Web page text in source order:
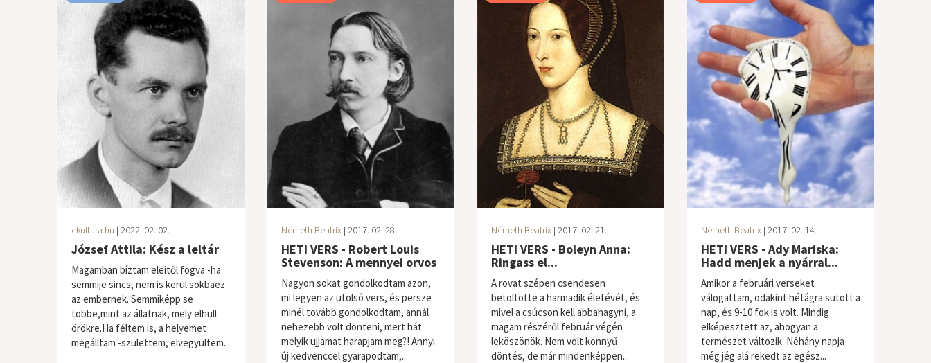
ekultura.hu | 2022. 02. 02.
József Attila: Kész a leltár
Magamban bíztam eleitől fogva -ha
semmije sincs, nem is kerül sokbaez
az embernek. Semmiképp se
többe,mint az állatnak, mely elhull
örökre.Ha féltem is, a helyemet
megálltam -születtem, elvegyültem...
Németh Beatrix| 2017. 02. 28.
HETI VERS - Robert Louis
Stevenson: A mennyei orvos
Nagyon sokat gondolkodtam azon,
mi legyen az utolsó vers, és persze
minél tovább gondolkodtam, annál
nehezebb volt dönteni, mert hát
melyik ujjamat harapjam meg?! Annyi
új kedvenccel gyarapodtam,...
Németh Beatrix| 2017. 02. 21.
HETI VERS - Boleyn Anna:
Ringass el...
A rovat szépen csendesen
betöltötte a harmadik életévét, és
mivel a csúcson kell abbahagyni, a
magam részéről február végén
leköszönök. Nem volt könnyű
döntés, de már mindenképpen...
Németh Beatrix| 2017. 02. 14.
HETI VERS - Ady Mariska:
Hadd menjek a nyárral...
Amikor a februári verseket
válogattam, odakint hétágra sütött a
nap, és 9-10 fok is volt. Mindig
elképesztett az, ahogyan a
természet változik. Néhány napja
még jég alá rekedt az egész...